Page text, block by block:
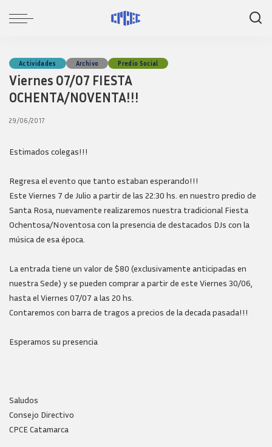
Actividades Archivo Predio Social
Viernes 07/07 FIESTA
OCHENTA/NOVENTA!!!
29/06/2017
Estimados colegas!!!
Regresa el evento que tanto estaban esperando!!!
Este Viernes 7 de Julio a partir de las 22:30 hs. en nuestro predio de
Santa Rosa, nuevamente realizaremos nuestra tradicional Fiesta
Ochentosa/Noventosa con la presencia de destacados DJs con la
música de esa época.
La entrada tiene un valor de $80 (exclusivamente anticipadas en
nuestra Sede) y se pueden comprar a partir de este Viernes 30/06,
hasta el Viernes 07/07 a las 20 hs.
Contaremos con barra de tragos a precios de la decada pasada!!!
Esperamos su presencia
Saludos
Consejo Directivo
CPCE Catamarca